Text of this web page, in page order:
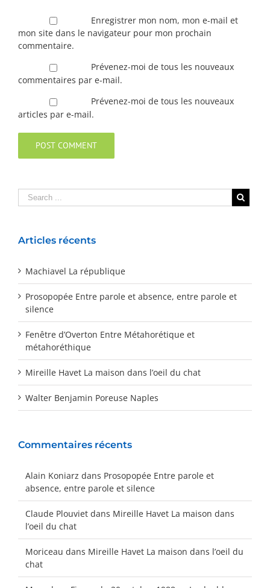
Enregistrer mon nom, mon e-mail et
mon site dans le navigateur pour mon prochain
commentaire.
Prévenez-moi de tous les nouveaux
commentaires par e-mail.
Prévenez-moi de tous les nouveaux
articles par e-mail.
Articles récents
Machiavel La république
Prosopopée Entre parole et absence, entre parole et
silence
Fenêtre d’Overton Entre Métahorétique et
métahoréthique
Mireille Havet La maison dans l’oeil du chat
Walter Benjamin Poreuse Naples
Commentaires récents
Alain Koniarz dans Prosopopée Entre parole et
absence, entre parole et silence
Claude Plouviet dans Mireille Havet La maison dans
l’oeil du chat
Moriceau dans Mireille Havet La maison dans l’oeil du
chat